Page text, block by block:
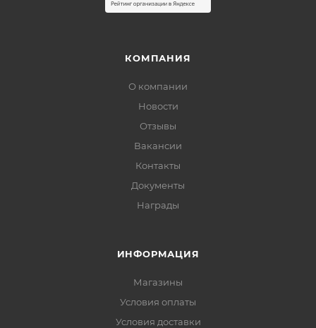
КОМПАНИЯ
О компании
Новости
Отзывы
Вакансии
Контакты
Документы
Награды
ИНФОРМАЦИЯ
Магазины
Условия оплаты
Условия доставки